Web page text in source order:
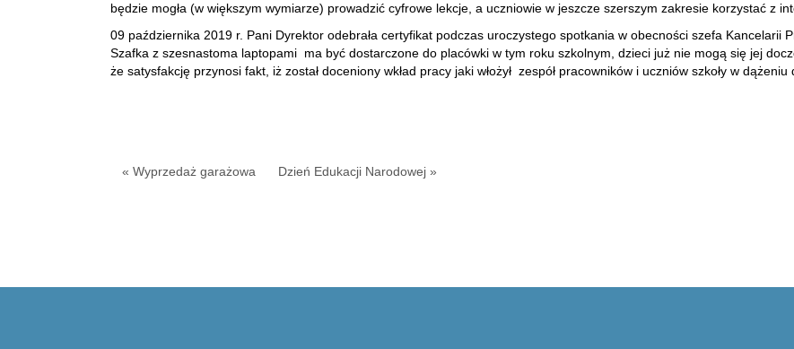
będzie mogła (w większym wymiarze) prowadzić cyfrowe lekcje, a uczniowie w jeszcze szerszym zakresie korzystać z
09 października 2019 r. Pani Dyrektor odebrała certyfikat podczas uroczystego spotkania w obecności szefa Kancelarii
Szafka z szesnastoma laptopami ma być dostarczone do placówki w tym roku szkolnym, dzieci już nie mogą się jej
że satysfakcję przynosi fakt, iż został doceniony wkład pracy jaki włożył zespół pracowników i uczniów szkoły w
« Wyprzedaż garażowa Dzień Edukacji Narodowej »